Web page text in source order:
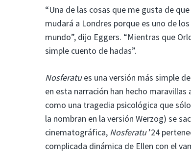
“Una de las cosas que me gusta de
mudará a Londres porque es uno de
mundo”, dijo Eggers. “Mientras que
simple cuento de hadas”.
Nosferatues una versión más simple
en esta narración han hecho
como una tragedia psicológica que
la nombran en la versión Werzog) se
cinematográfica, Nosferatu’24
complicada dinámica de Ellen con el